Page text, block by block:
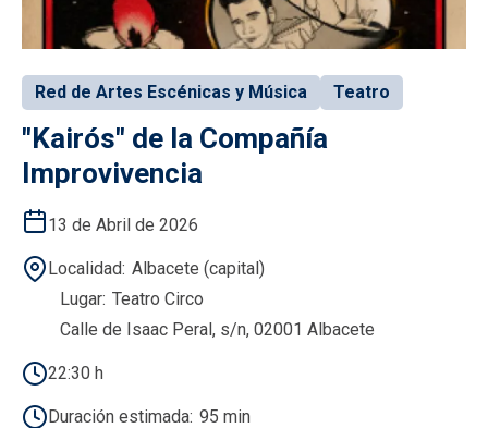
Red de Artes Escénicas y Música Teatro
"Kairós" de la Compañía
Improvivencia
13 de Abril de 2026
Localidad Albacete (capital)
Lugar Teatro Circo
Calle de Isaac Peral, s/n, 02001 Albacete
22:30 h
Duración estimada 95 min